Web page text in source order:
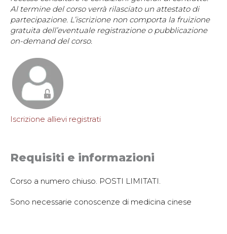
www.paolercoli.org
e-mail: mail@paoloercoli.org
Al termine del corso verrà rilasciato un attestato di
partecipazione. L’iscrizione non comporta la fruizione
gratuita dell’eventuale registrazione o pubblicazione
on-demand del corso.
Iscrizione allievi registrati
Requisiti e informazioni
Corso a numero chiuso. POSTI LIMITATI.
Sono necessarie conoscenze di medicina cinese